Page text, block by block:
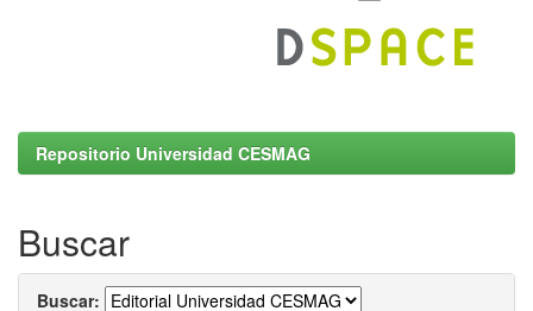
Repositorio Universidad CESMAG
Buscar
Buscar: